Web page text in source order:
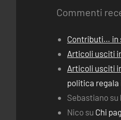
Commenti
Contributi… in
Articoli usciti
Articoli usciti
politica regala
Sebastiano su
Nico su Chi